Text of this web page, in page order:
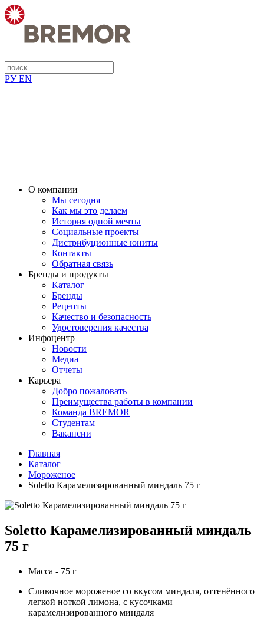
РУ EN
О компании
Мы сегодня
Как мы это делаем
История одной мечты
Социальные проекты
Дистрибуционные юниты
Контакты
Обратная связь
Бренды и продукты
Каталог
Бренды
Рецепты
Качество и безопасность
Удостоверения качества
Инфоцентр
Новости
Медиа
Отчеты
Карьера
Добро пожаловать
Преимущества работы в компании
Команда BREMOR
Студентам
Вакансии
Главная
Каталог
Мороженое
Soletto Карамелизированный миндаль 75 г
Soletto Карамелизированный миндаль
75 г
Масса - 75 г
Сливочное мороженое со вкусом миндаля, оттенённого
легкой ноткой лимона, с кусочками
карамелизированного миндаля